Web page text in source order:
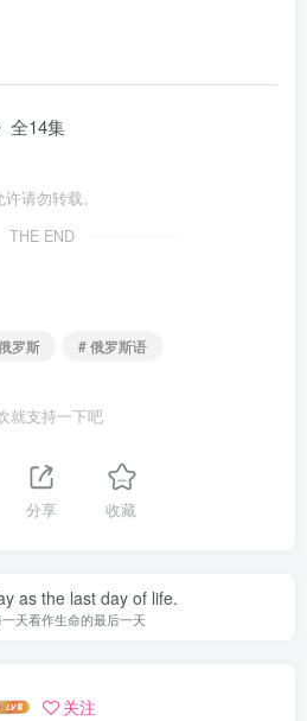
全14集
请勿转载。
THE END
罗斯 # 俄罗斯语
就支持一下吧
分享 收藏
as the last day of life.
天看作生命的最后一天
关注